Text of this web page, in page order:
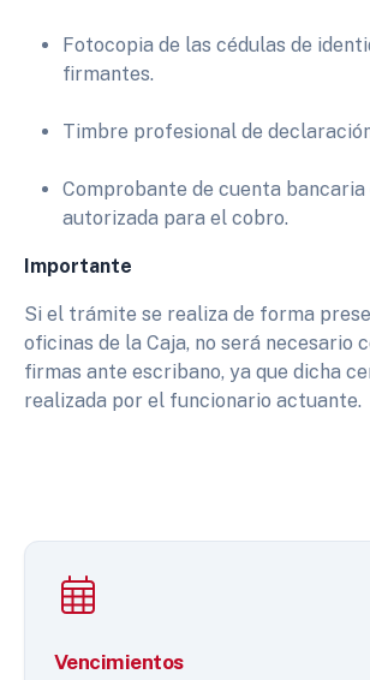
Fotocopia de las cédulas de
firmantes.
Timbre profesional de
Comprobante de cuenta bancaria
autorizada para el cobro.
Importante
Si el trámite se realiza de forma
oficinas de la Caja, no será necesario
firmas ante escribano, ya que dicha
realizada por el funcionario actuante.
Vencimientos